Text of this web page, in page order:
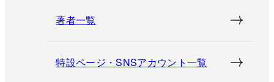
著者一覧
特設ページ・SNSアカウント一覧